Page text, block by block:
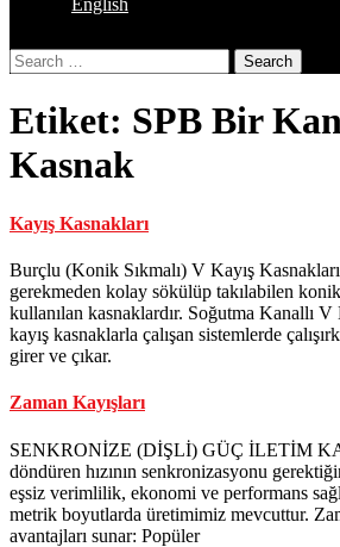
Close
Button
Search
Etiket: SPB Bir
Kasnak
Kayış Kasnakları
Burçlu (Konik Sıkmalı) V Kayış
gerekmeden kolay sökülüp takılabilen
kullanılan kasnaklardır. Soğutma Kanallı V
kayış kasnaklarla çalışan sistemlerde
girer ve çıkar.
Zaman Kayışları
SENKRONİZE (DİŞLİ) GÜÇ İLETİM
döndüren hızının senkronizasyonu
eşsiz verimlilik, ekonomi ve performans
metrik boyutlarda üretimimiz mevcuttur.
avantajları sunar: Popüler